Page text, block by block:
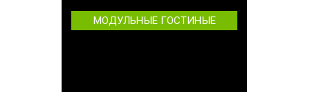
МОДУЛЬНЫЕ ГОСТИНЫЕ